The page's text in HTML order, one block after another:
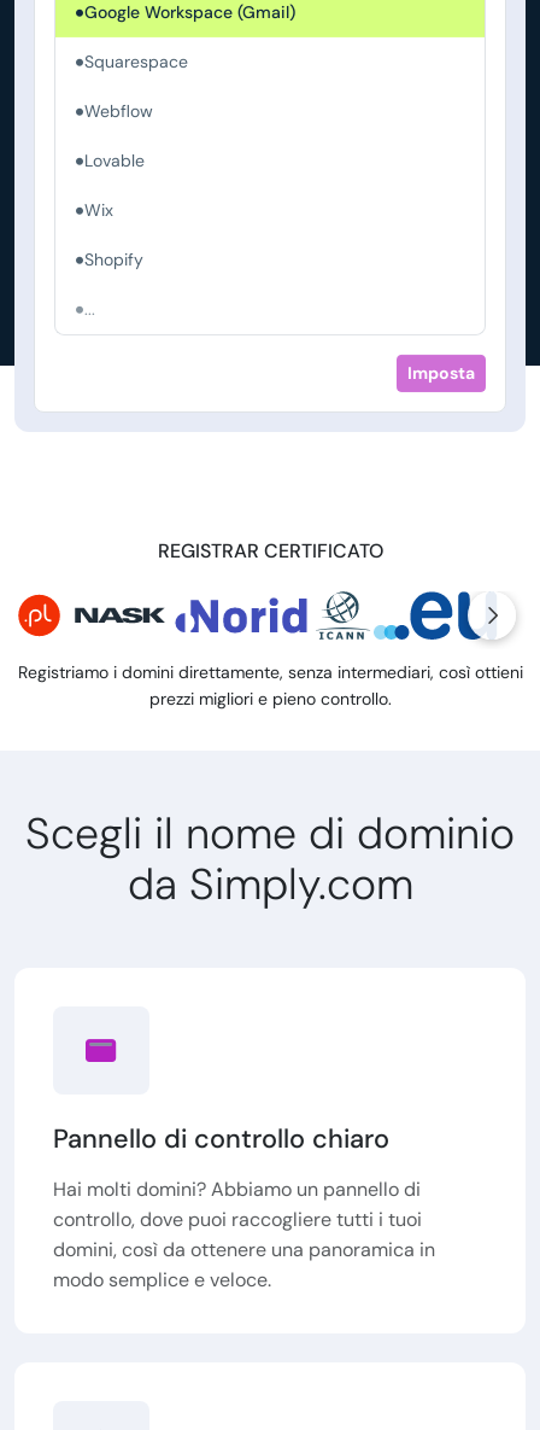
Google Workspace (Gmail)
Squarespace
Webflow
Lovable
Wix
Shopify
...
Imposta
REGISTRAR CERTIFICATO
Registriamo i domini direttamente, senza intermediari, così ottieni
prezzi migliori e pieno controllo.
Scegli il nome di dominio
da Simply.com
Pannello di controllo chiaro
Hai molti domini? Abbiamo un pannello di
controllo, dove puoi raccogliere tutti i tuoi
domini, così da ottenere una panoramica in
modo semplice e veloce.